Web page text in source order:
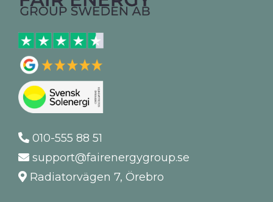
010-555 88 51
support@fairenergygroup.se
Radiatorvägen 7, Örebro